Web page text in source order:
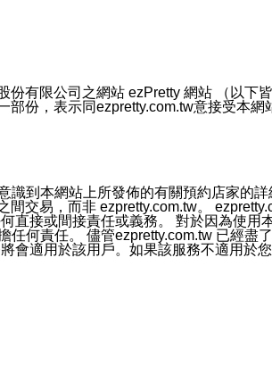
接收到通知型訊息。
皆不會被傳送。滿足以下三個條件者，
知型訊息。
有限公司之網站 ezPretty 網站 （以下
份，表示同ezpretty.com.tw意接受本網
到本網站上所發佈的有關預約店家的
交易，而非 ezpretty.com.tw。
直接或間接責任或義務。 對於因為使
何責任。 儘管ezpretty.com.tw 已經盡
適用於該用戶。如果該服務不適用於